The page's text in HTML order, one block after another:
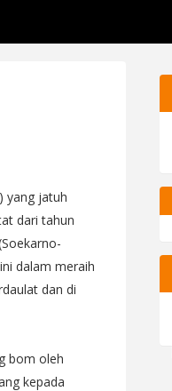
yang jatuh
dari tahun
dalam meraih
dan di
bom oleh
kepada